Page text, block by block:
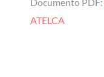
Documento PDF:
ATELCA